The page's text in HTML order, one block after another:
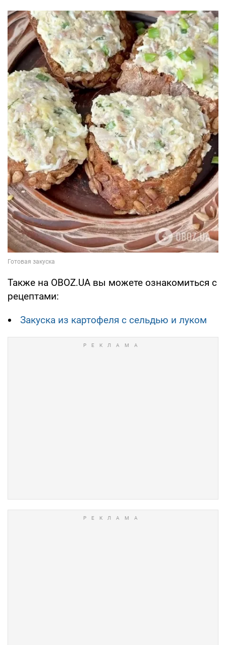
Также на OBOZ.UA вы можете ознакомиться с
рецептами:
Закуска из картофеля с сельдью и луком